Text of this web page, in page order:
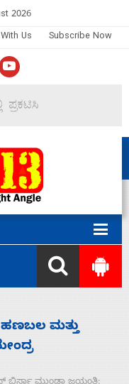
2026
Us Subscribe Now
ಸದ್ದಿಲ್ಲದೆ